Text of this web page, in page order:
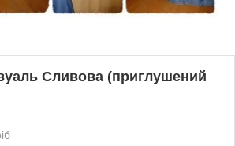
Сливова (приглушений